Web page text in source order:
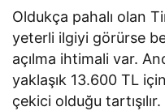
Oldukça pahalı olan
yeterli ilgiyi görürse
açılma ihtimali var.
yaklaşık 13.600 TL
çekici olduğu tartışılır.